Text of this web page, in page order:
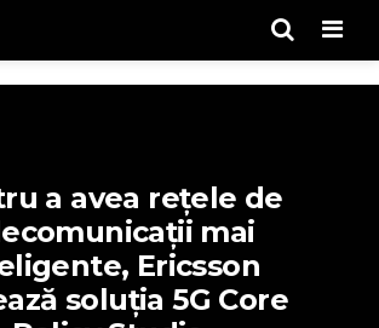
a avea rețele de
mai
Ericsson
soluția 5G Core